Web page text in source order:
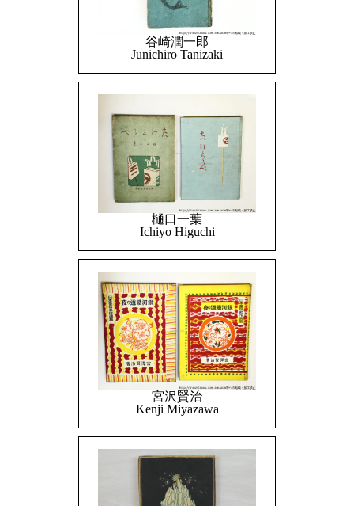
谷崎潤一郎
Junichiro Tanizaki
樋口一葉
Ichiyo Higuchi
宮沢賢治
Kenji Miyazawa